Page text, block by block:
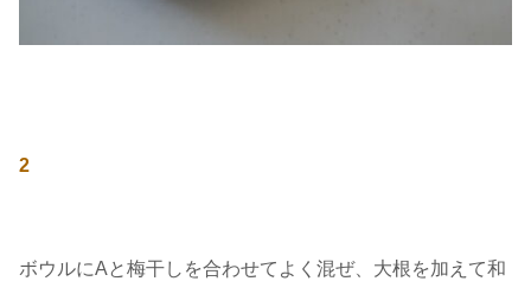
2
ボウルにAと梅干しを合わせてよく混ぜ、大根を加えて和